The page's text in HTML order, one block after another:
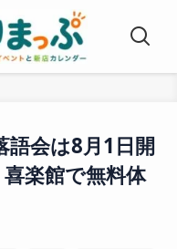
語会は8月1日開
楽館で無料体